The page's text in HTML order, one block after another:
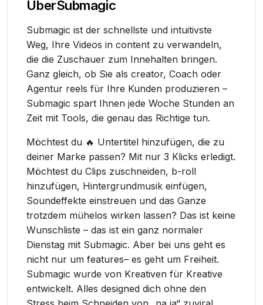
ÜberSubmagic
Submagic ist der schnellste und intuitivste
Weg, Ihre Videos in content zu verwandeln,
die die Zuschauer zum Innehalten bringen.
Ganz gleich, ob Sie als creator, Coach oder
Agentur reels für Ihre Kunden produzieren –
Submagic spart Ihnen jede Woche Stunden an
Zeit mit Tools, die genau das Richtige tun.
Möchtest du 🔥 Untertitel hinzufügen, die zu
deiner Marke passen? Mit nur 3 Klicks erledigt.
Möchtest du Clips zuschneiden, b-roll
hinzufügen, Hintergrundmusik einfügen,
Soundeffekte einstreuen und das Ganze
trotzdem mühelos wirken lassen? Das ist keine
Wunschliste – das ist ein ganz normaler
Dienstag mit Submagic. Aber bei uns geht es
nicht nur um features– es geht um Freiheit.
Submagic wurde von Kreativen für Kreative
entwickelt. Alles designed dich ohne den